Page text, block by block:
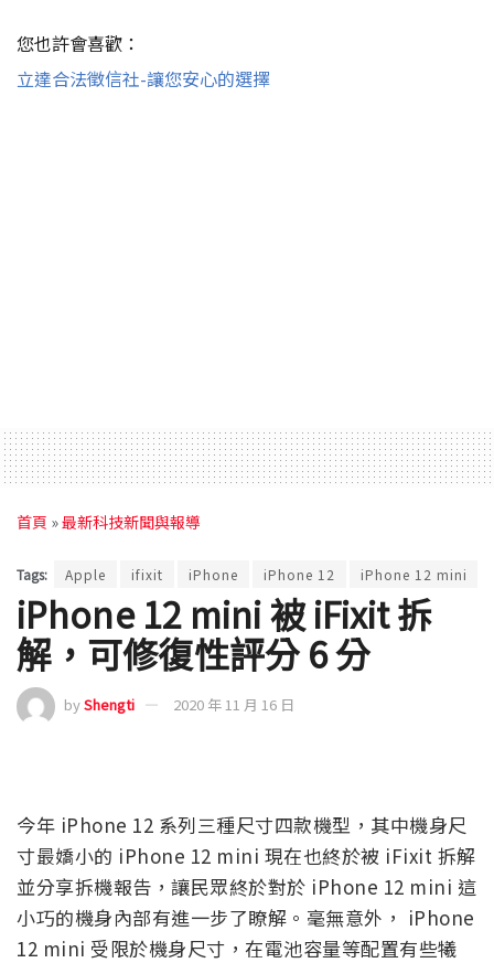
您也許會喜歡：
立達合法徵信社-讓您安心的選擇
首頁 »最新科技新聞與報導
Tags: Apple ifixit iPhone iPhone 12 iPhone 12 mini
iPhone 12 mini 被 iFixit 拆
解，可修復性評分 6 分
byShengti 2020 年 11 月 16 日
今年 iPhone 12 系列三種尺寸四款機型，其中機身尺
寸最嬌小的 iPhone 12 mini 現在也終於被 iFixit 拆解
並分享拆機報告，讓民眾終於對於 iPhone 12 mini 這
小巧的機身內部有進一步了瞭解。毫無意外， iPhone
12 mini 受限於機身尺寸，在電池容量等配置有些犧